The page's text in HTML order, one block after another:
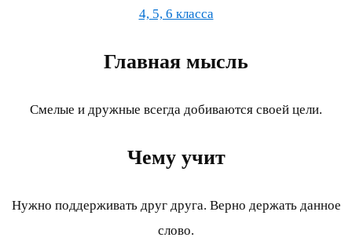
4, 5, 6 класса
Главная мысль
Смелые и дружные всегда добиваются своей цели.
Чему учит
Нужно поддерживать друг друга. Верно держать данное
слово.